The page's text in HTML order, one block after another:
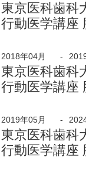
東京医科歯科
行動医学講座
2018年04月 -
東京医科歯科
行動医学講座
2019年05月 -
東京医科歯科
行動医学講座